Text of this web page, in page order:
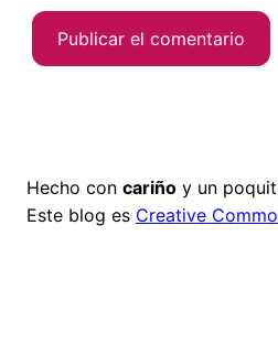
Hecho con cariño y un
Este blog es Creative